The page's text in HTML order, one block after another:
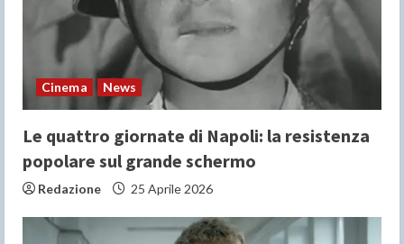
Cinema News
Le quattro giornate di Napoli: la resistenza
popolare sul grande schermo
Redazione 25 Aprile 2026